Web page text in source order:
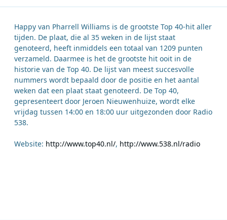
Happy van Pharrell Williams is de grootste Top 40-hit aller
tijden. De plaat, die al 35 weken in de lijst staat
genoteerd, heeft inmiddels een totaal van 1209 punten
verzameld. Daarmee is het de grootste hit ooit in de
historie van de Top 40. De lijst van meest succesvolle
nummers wordt bepaald door de positie en het aantal
weken dat een plaat staat genoteerd. De Top 40,
gepresenteert door Jeroen Nieuwenhuize, wordt elke
vrijdag tussen 14:00 en 18:00 uur uitgezonden door Radio
538.
Website: http://www.top40.nl/, http://www.538.nl/radio